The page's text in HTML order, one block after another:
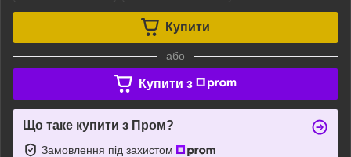
Купити
або
Купити з
Що таке купити з Пром?
Замовлення під захистом